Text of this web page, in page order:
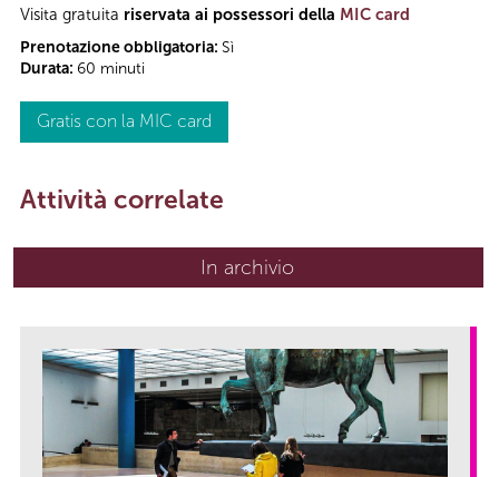
Visita gratuita riservata ai possessori della MIC card
Prenotazione obbligatoria: Sì
Durata: 60 minuti
Gratis con la MIC card
Attività correlate
In archivio